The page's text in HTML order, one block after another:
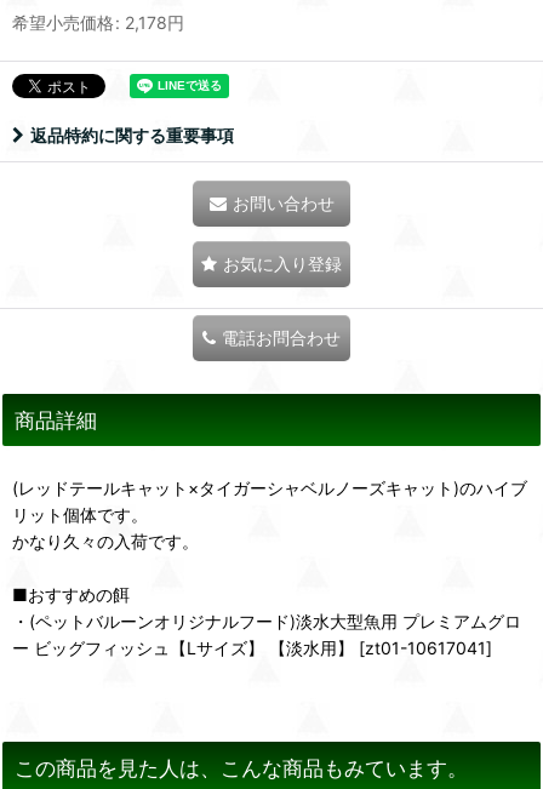
希望小売価格: 2,178円
返品特約に関する重要事項
お問い合わせ
お気に入り登録
電話お問合わせ
商品詳細
(レッドテールキャット×タイガーシャベルノーズキャット)のハイブ
リット個体です。
かなり久々の入荷です。
■おすすめの餌
・(ペットバルーンオリジナルフード)淡水大型魚用 プレミアムグロ
ー ビッグフィッシュ【Lサイズ】 【淡水用】 [zt01-10617041]
この商品を見た人は、こんな商品もみています。